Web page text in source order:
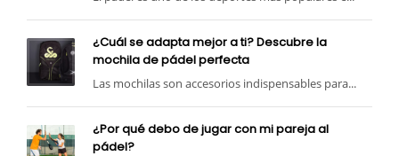
¿Cuál se adapta mejor a ti? Descubre la
mochila de pádel perfecta
Las mochilas son accesorios indispensables para...
¿Por qué debo de jugar con mi pareja al
pádel?